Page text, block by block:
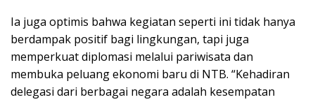
Ia juga optimis bahwa kegiatan seperti ini tidak hanya
berdampak positif bagi lingkungan, tapi juga
memperkuat diplomasi melalui pariwisata dan
membuka peluang ekonomi baru di NTB. “Kehadiran
delegasi dari berbagai negara adalah kesempatan